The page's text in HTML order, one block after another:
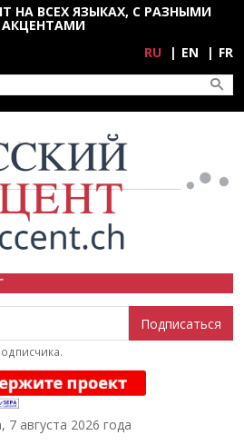
НА ВСЕХ ЯЗЫКАХ, С РАЗНЫМИ
АКЦЕНТАМИ
RU EN FR
7 августа 2026 года